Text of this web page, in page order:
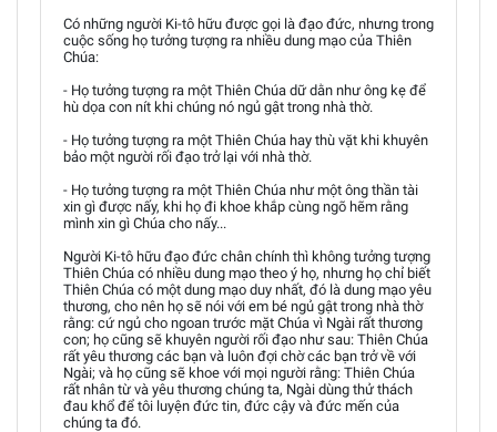
Có những người Ki-tô hữu được gọi là đạo đức, nhưng trong
cuộc sống họ tưởng tượng ra nhiều dung mạo của Thiên
Chúa:
- Họ tưởng tượng ra một Thiên Chúa dữ dằn như ông kẹ để
hù dọa con nít khi chúng nó ngủ gật trong nhà thờ.
- Họ tưởng tượng ra một Thiên Chúa hay thù vặt khi khuyên
bảo một người rối đạo trở lại với nhà thờ.
- Họ tưởng tượng ra một Thiên Chúa như một ông thần tài
xin gì được nấy, khi họ đi khoe khắp cùng ngõ hẽm rằng
mình xin gì Chúa cho nấy...
Người Ki-tô hữu đạo đức chân chính thì không tưởng tượng
Thiên Chúa có nhiều dung mạo theo ý họ, nhưng họ chỉ biết
Thiên Chúa có một dung mạo duy nhất, đó là dung mạo yêu
thương, cho nên họ sẽ nói với em bé ngủ gật trong nhà thờ
rằng: cứ ngủ cho ngoan trước mặt Chúa vì Ngài rất thương
con; họ cũng sẽ khuyên người rối đạo như sau: Thiên Chúa
rất yêu thương các bạn và luôn đợi chờ các bạn trở về với
Ngài; và họ cũng sẽ khoe với mọi người rằng: Thiên Chúa
rất nhân từ và yêu thương chúng ta, Ngài dùng thử thách
đau khổ để tôi luyện đức tin, đức cậy và đức mến của
chúng ta đó.